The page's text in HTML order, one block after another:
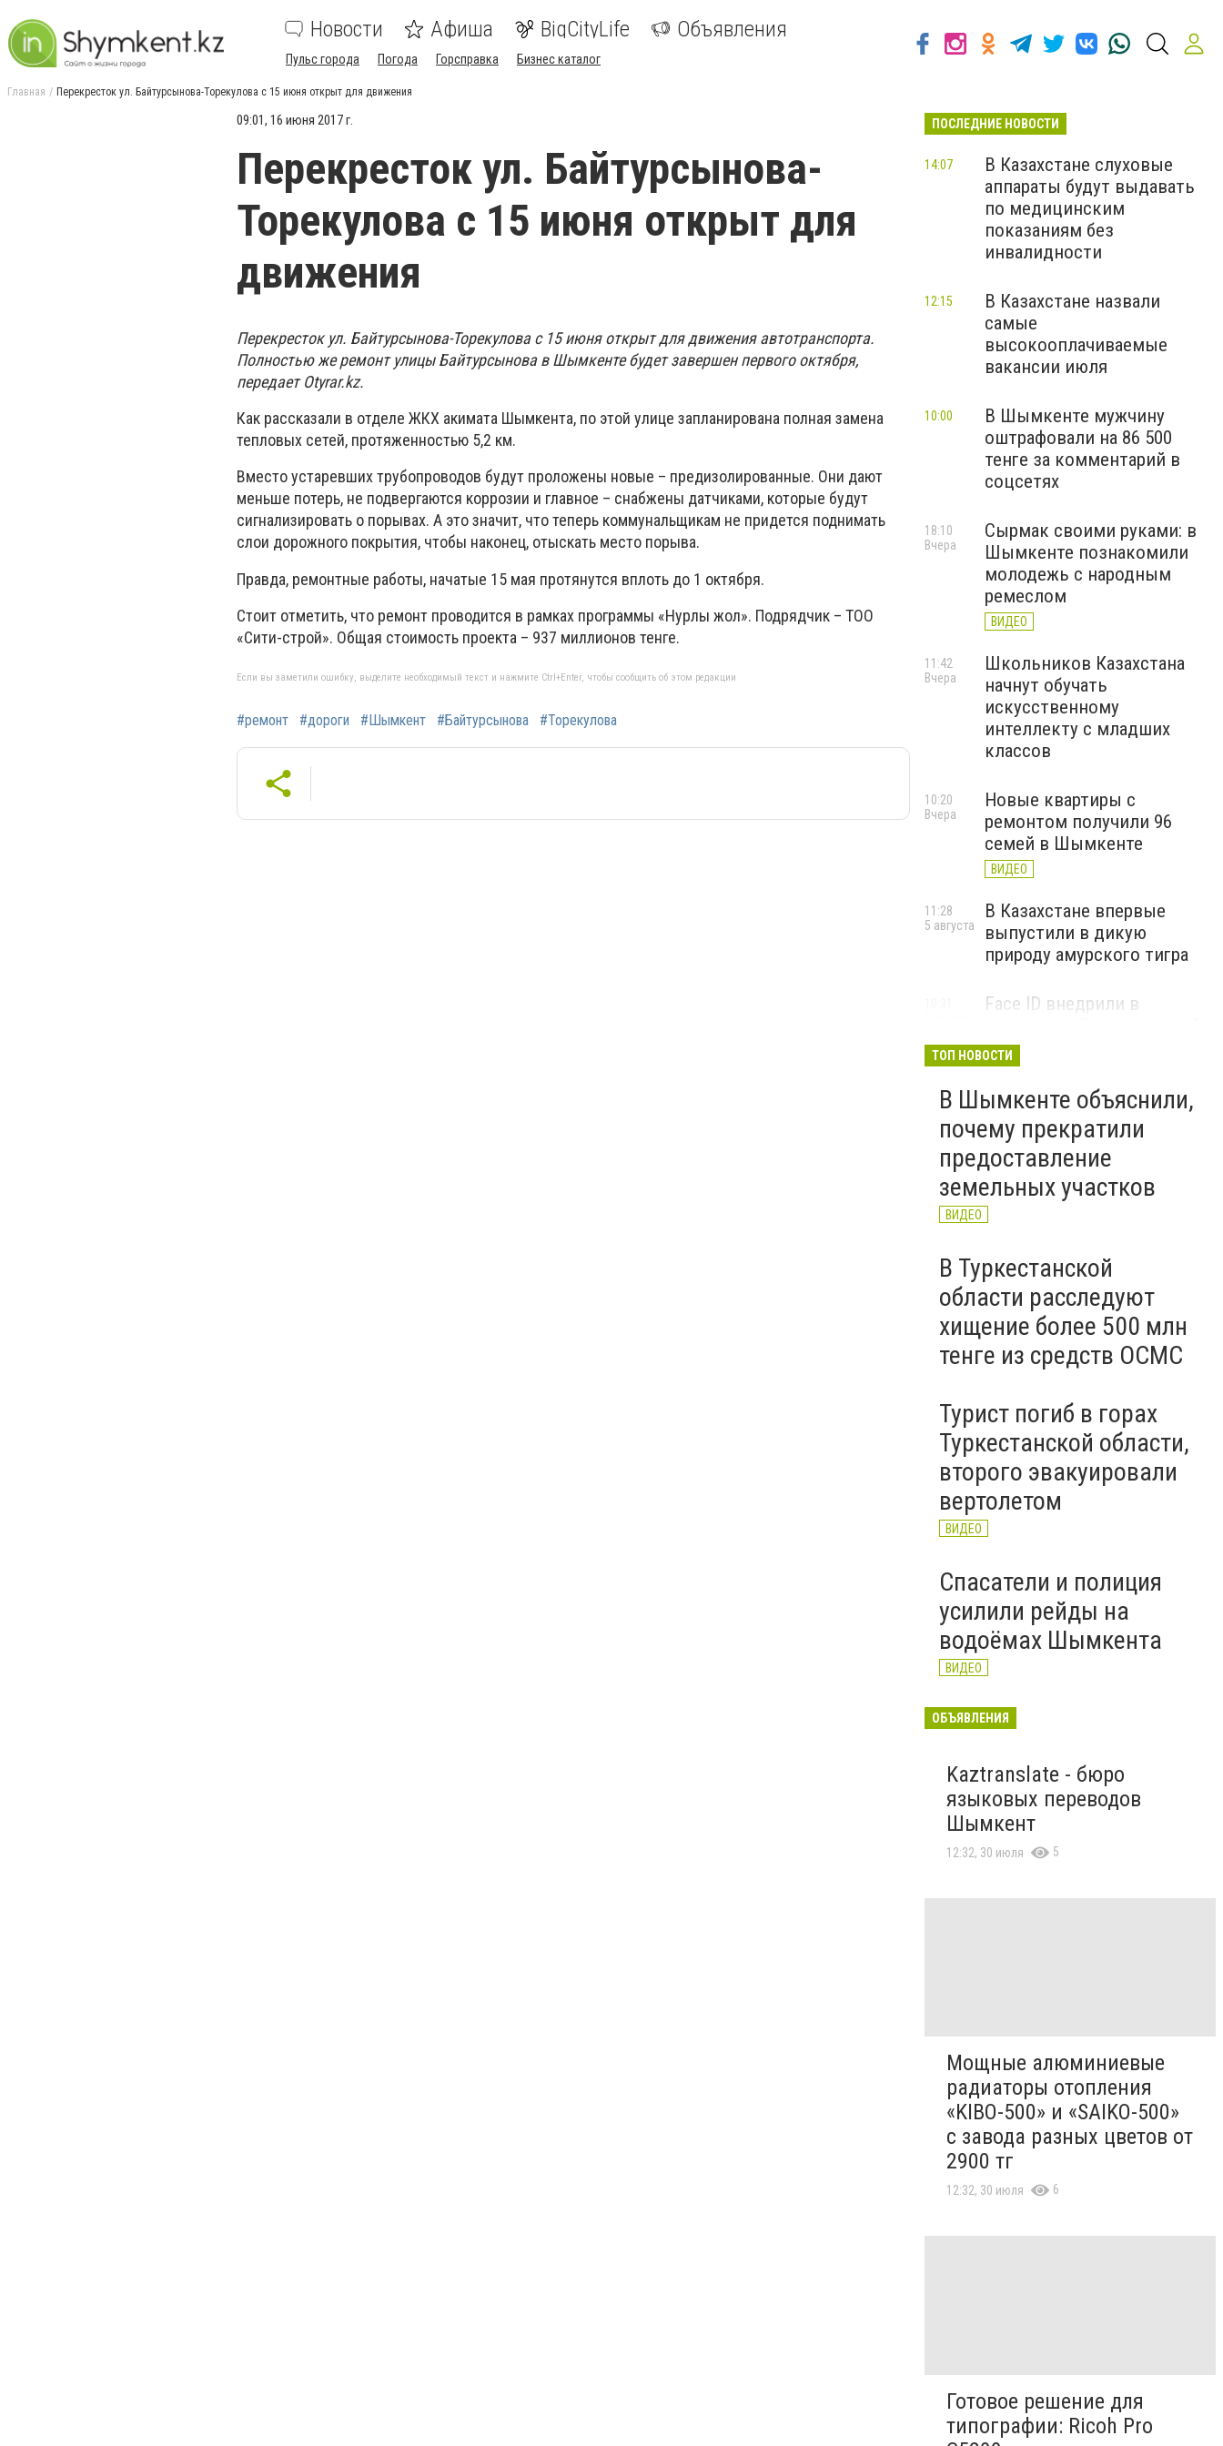
Новости Афиша BigCityLife Объявления
Пульс города Погода Горсправка Бизнес каталог
Главная Перекресток ул. Байтурсынова-Торекулова с 15 июня открыт для движения
09:01, 16 июня 2017 г.
Перекресток ул. Байтурсынова-
Торекулова с 15 июня открыт для
движения
Перекресток ул. Байтурсынова-Торекулова с 15 июня открыт для движения автотранспорта.
Полностью же ремонт улицы Байтурсынова в Шымкенте будет завершен первого октября,
передает Otyrar.kz.
Как рассказали в отделе ЖКХ акимата Шымкента, по этой улице запланирована полная замена
тепловых сетей, протяженностью 5,2 км.
Вместо устаревших трубопроводов будут проложены новые – предизолированные. Они дают
меньше потерь, не подвергаются коррозии и главное – снабжены датчиками, которые будут
сигнализировать о порывах. А это значит, что теперь коммунальщикам не придется поднимать
слои дорожного покрытия, чтобы наконец, отыскать место порыва.
Правда, ремонтные работы, начатые 15 мая протянутся вплоть до 1 октября.
Стоит отметить, что ремонт проводится в рамках программы «Нурлы жол». Подрядчик – ТОО
«Сити-строй». Общая стоимость проекта – 937 миллионов тенге.
Если вы заметили ошибку, выделите необходимый текст и нажмите Ctrl+Enter, чтобы сообщить об этом редакции
#ремонт #дороги #Шымкент #Байтурсынова #Торекулова
ПОСЛЕДНИЕ НОВОСТИ
В Казахстане слуховые
аппараты будут выдавать
по медицинским
показаниям без
инвалидности
14:07
В Казахстане назвали
самые
высокооплачиваемые
вакансии июля
12:15
В Шымкенте мужчину
оштрафовали на 86 500
тенге за комментарий в
соцсетях
10:00
Сырмак своими руками: в
Шымкенте познакомили
молодежь с народным
ремеслом
ВИДЕО
18:10
Вчера
Школьников Казахстана
начнут обучать
искусственному
интеллекту с младших
классов
11:42
Вчера
Новые квартиры с
ремонтом получили 96
семей в Шымкенте
ВИДЕО
10:20
Вчера
В Казахстане впервые
выпустили в дикую
природу амурского тигра
11:28
5 августа
Face ID внедрили в
области для учета
посещаемости
ВИДЕО
ТОП НОВОСТИ
В Шымкенте объяснили,
почему прекратили
предоставление
земельных участков
ВИДЕО
В Туркестанской
области расследуют
хищение более 500 млн
тенге из средств ОСМС
Турист погиб в горах
Туркестанской области,
второго эвакуировали
вертолетом
ВИДЕО
Спасатели и полиция
усилили рейды на
водоёмах Шымкента
ВИДЕО
ОБЪЯВЛЕНИЯ
Kaztranslate - бюро
языковых переводов
Шымкент
12:32, 30 июля 5
Мощные алюминиевые
радиаторы отопления
«KIBO-500» и «SAIKO-500»
с завода разных цветов от
2900 тг
12:32, 30 июля 6
Готовое решение для
типографии: Ricoh Pro